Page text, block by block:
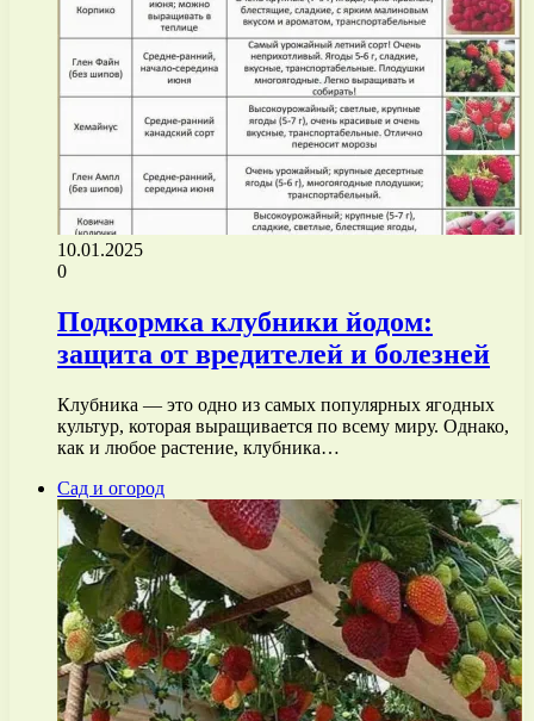
10.01.2025
0
Подкормка клубники йодом:
защита от вредителей и болезней
Клубника — это одно из самых популярных ягодных
культур, которая выращивается по всему миру. Однако,
как и любое растение, клубника…
Сад и огород